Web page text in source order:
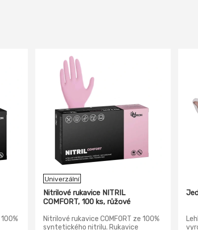
Univerzální
Nitrilové rukavice NITRIL
COMFORT, 100 ks, růžové
Nitrilové rukavice COMFORT ze 100%
syntetického nitrilu. Rukavice